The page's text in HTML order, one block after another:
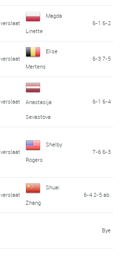
verslaat
Magda
Linette
6-1 6-2
verslaat
Elise
Mertens
6-3 7-5
verslaat
Anastasija
Sevastova
6-1 6-4
verslaat
Shelby
Rogers
7-6 6-3
verslaat
Shuai
Zhang
6-4 2-5 ab.
Bye